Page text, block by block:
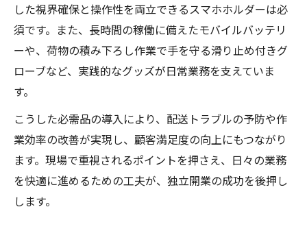
した視界確保と操作性を両立できるスマホホルダーは必
須です。また、長時間の稼働に備えたモバイルバッテリ
ーや、荷物の積み下ろし作業で手を守る滑り止め付きグ
ローブなど、実践的なグッズが日常業務を支えていま
す。
こうした必需品の導入により、配送トラブルの予防や作
業効率の改善が実現し、顧客満足度の向上にもつながり
ます。現場で重視されるポイントを押さえ、日々の業務
を快適に進めるための工夫が、独立開業の成功を後押し
します。